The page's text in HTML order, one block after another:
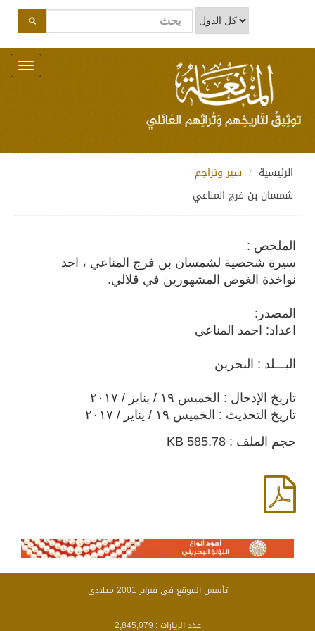
Toggle
navigation
الرئيسية
سير وتراجم
شمسان بن فرج المناعي
الملخص :
سيرة شخصية لشمسان بن فرج المناعي ، احد
نواخذة الغوص المشهورين في قلالي.
المصدر:
اعداد: احمد المناعي
البـــلد : البحرين
تاريخ الإدخال : الخميس ١٩ / يناير / ٢٠١٧
تاريخ التحديث : الخميس ١٩ / يناير / ٢٠١٧
حجم الملف : 585.78 KB
تأسس الموقع فى فبراير 2001 ميلادى
عدد الزيارات : 2,845,079